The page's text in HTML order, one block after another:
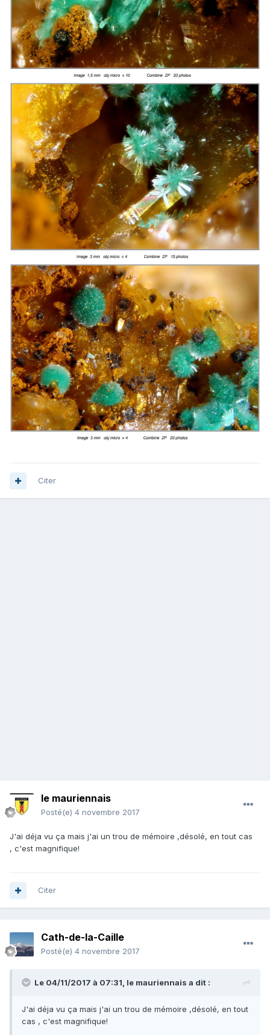
Citer
le mauriennais
Posté(e) 4 novembre 2017
J'ai déja vu ça mais j'ai un trou de mémoire ,désolé, en tout cas
, c'est magnifique!
Citer
Cath-de-la-Caille
Posté(e) 4 novembre 2017
Le 04/11/2017 à 07:31, le mauriennais a dit :
J'ai déja vu ça mais j'ai un trou de mémoire ,désolé, en tout
cas , c'est magnifique!